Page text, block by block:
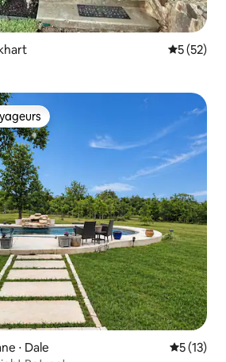
5 (52)
les plus appréciés
⋅ Dale
5 (13)